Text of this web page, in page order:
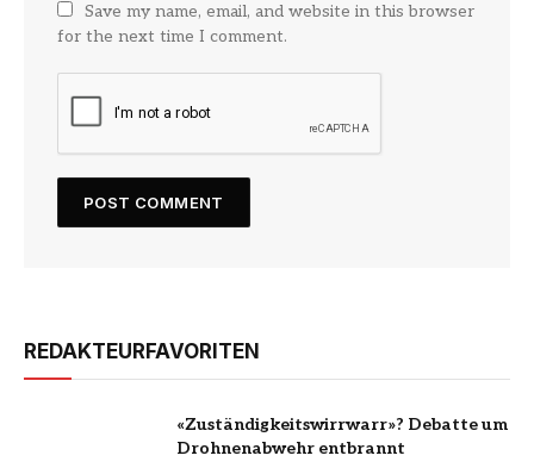
Save my name, email, and website in this browser
for the next time I comment.
REDAKTEURFAVORITEN
«Zuständigkeitswirrwarr»? Debatte um
Drohnenabwehr entbrannt